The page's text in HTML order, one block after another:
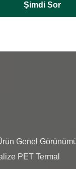
Şimdi Sor
PET Termal